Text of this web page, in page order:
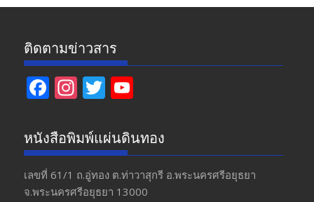
ติดตามข่าวสาร
F
e
b
o
In
a
gr
a
T
itt
er
u
T
u
หนังสือพิมพ์แผ่นดินทอง
เลขที่ 61/1 ถ.อู่ทอง​ ต.​ท่าวาสุกรี​ อ.พระนครศรีอยุธยา​
จ.พระนครศรีอยุธยา 13000